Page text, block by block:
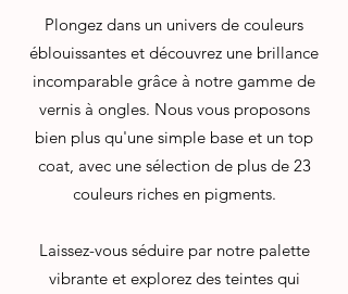
Plongez dans un univers de couleurs
éblouissantes et découvrez une brillance
incomparable grâce à notre gamme de
vernis à ongles. Nous vous proposons
bien plus qu'une simple base et un top
coat, avec une sélection de plus de 23
couleurs riches en pigments.
Laissez-vous séduire par notre palette
vibrante et explorez des teintes qui